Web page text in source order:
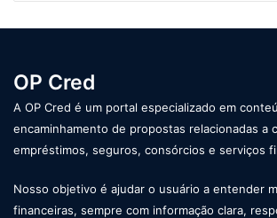
OP Cred
A OP Cred é um portal especializado em
encaminhamento de propostas relacionadas a
empréstimos, seguros, consórcios e serviços
Nosso objetivo é ajudar o usuário a entender
financeiras, sempre com informação clara,